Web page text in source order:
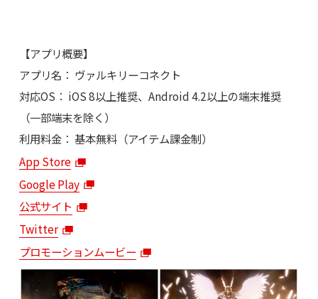
【アプリ概要】
アプリ名： ヴァルキリーコネクト
対応OS： iOS 8以上推奨、Android 4.2以上の端末推奨
（一部端末を除く）
利用料金： 基本無料（アイテム課金制）
App Store
Google Play
公式サイト
Twitter
プロモーションムービー